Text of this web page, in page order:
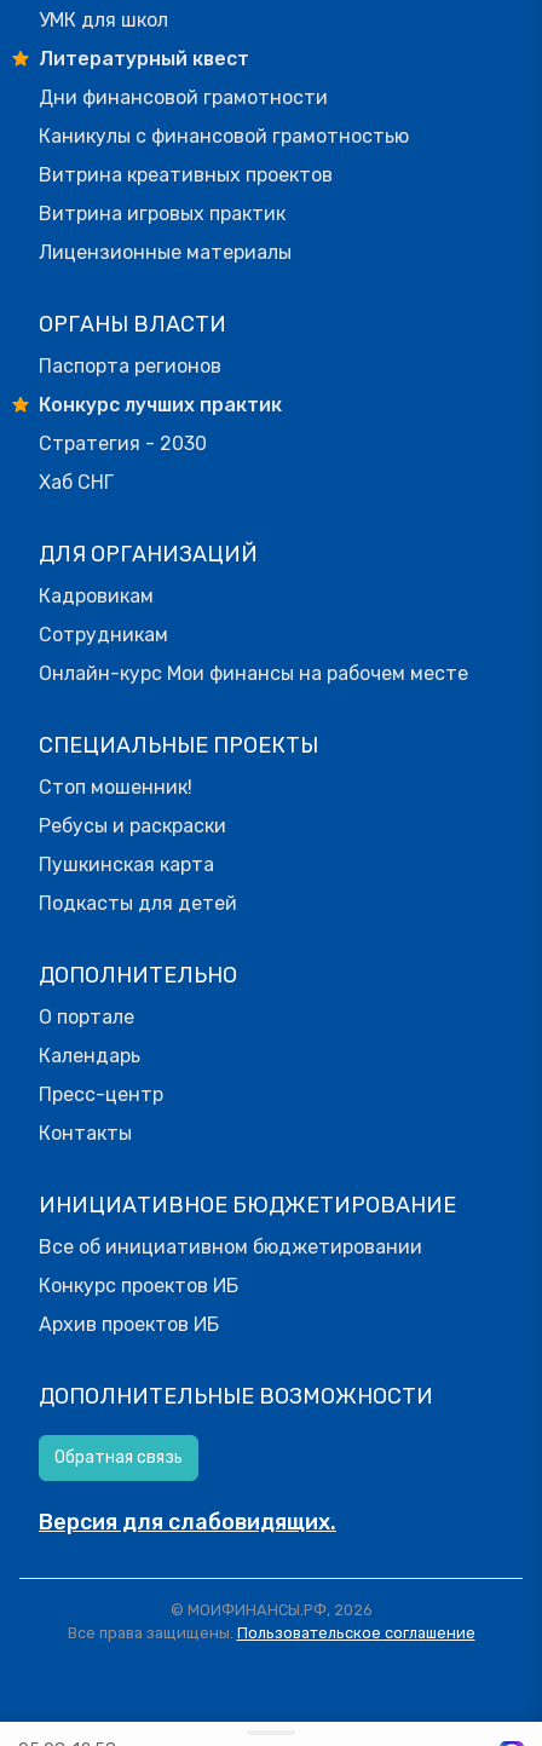
УМК для школ
Литературный квест
Дни финансовой грамотности
Каникулы с финансовой грамотностью
Витрина креативных проектов
Витрина игровых практик
Лицензионные материалы
ОРГАНЫ ВЛАСТИ
Паспорта регионов
Конкурс лучших практик
Стратегия - 2030
Хаб СНГ
ДЛЯ ОРГАНИЗАЦИЙ
Кадровикам
Сотрудникам
Онлайн-курс Мои финансы на рабочем месте
СПЕЦИАЛЬНЫЕ ПРОЕКТЫ
Стоп мошенник!
Ребусы и раскраски
Пушкинская карта
Подкасты для детей
ДОПОЛНИТЕЛЬНО
О портале
Календарь
Пресс-центр
Контакты
ИНИЦИАТИВНОЕ БЮДЖЕТИРОВАНИЕ
Все об инициативном бюджетировании
Конкурс проектов ИБ
Архив проектов ИБ
ДОПОЛНИТЕЛЬНЫЕ ВОЗМОЖНОСТИ
Обратная связь
Версия для слабовидящих.
© МОИФИНАНСЫ.РФ, 2026
Все права защищены. Пользовательское соглашение